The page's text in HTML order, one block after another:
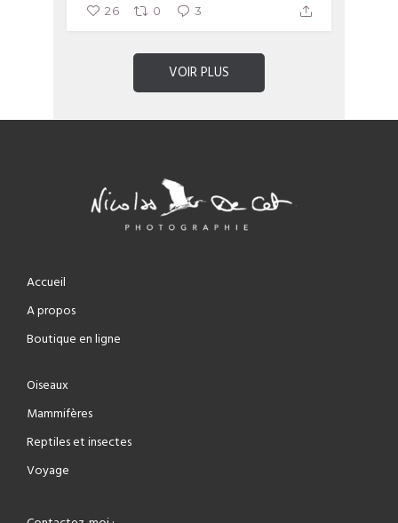
26 0 3
VOIR PLUS
Accueil
A propos
Boutique en ligne
Oiseaux
Mammifères
Reptiles et insectes
Voyage